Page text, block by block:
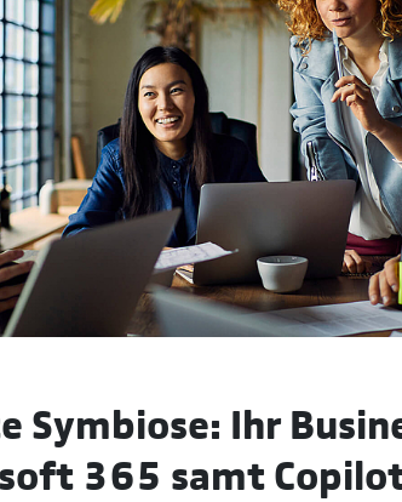
Symbiose: Ihr
365 samt